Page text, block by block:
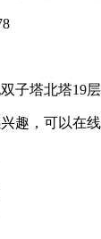
子塔北塔19层
趣，可以在